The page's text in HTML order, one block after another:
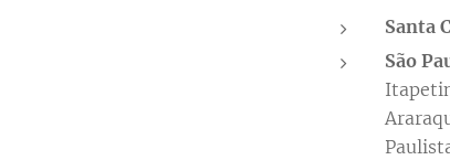
Santa
São